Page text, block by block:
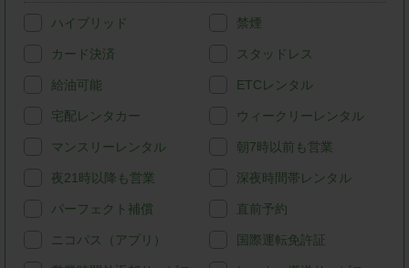
ハイブリッド 禁煙
カード決済 スタッドレス
給油可能 ETCレンタル
宅配レンタカー ウィークリーレンタル
マンスリーレンタル 朝7時以前も営業
夜21時以降も営業 深夜時間帯レンタル
パーフェクト補償 直前予約
ニコパス（アプリ） 国際運転免許証